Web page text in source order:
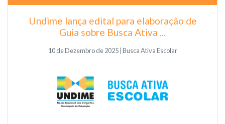
Undime lança edital para elaboração de
Guia sobre Busca Ativa ...
10 de Dezembro de 2025 | Busca Ativa Escolar